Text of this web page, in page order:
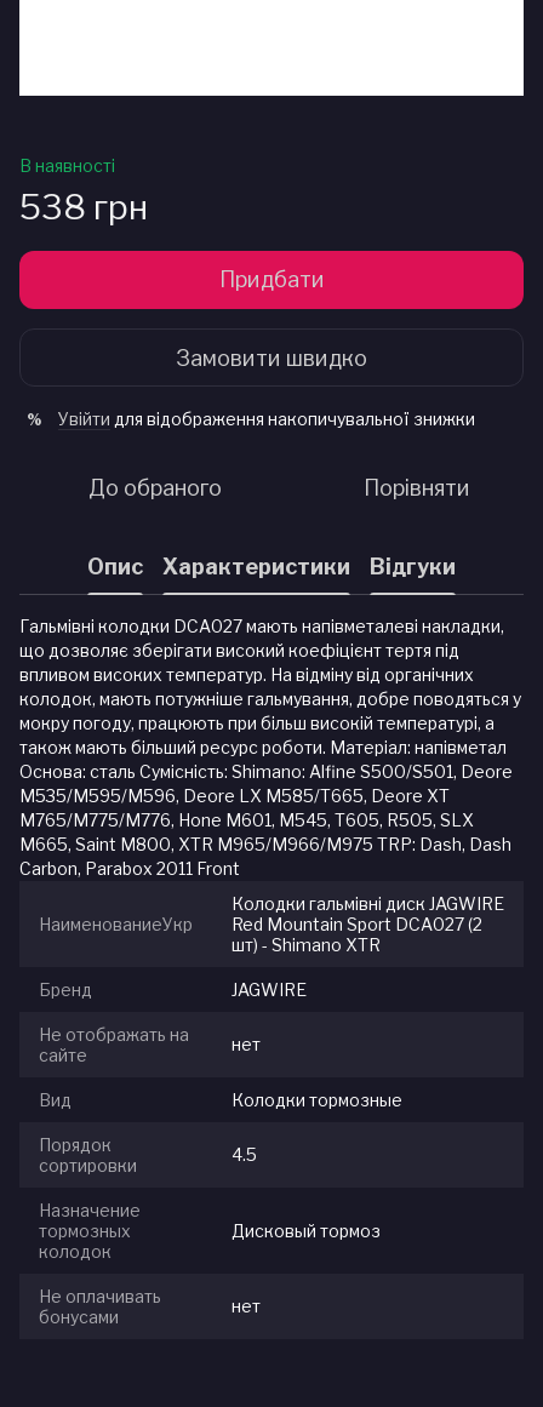
В наявності
538 грн
Придбати
Замовити швидко
% Увійти для відображення накопичувальної знижки
До обраного Порівняти
Опис Характеристики Відгуки
Гальмівні колодки DCA027 мають напівметалеві накладки,
що дозволяє зберігати високий коефіцієнт тертя під
впливом високих температур. На відміну від органічних
колодок, мають потужніше гальмування, добре поводяться у
мокру погоду, працюють при більш високій температурі, а
також мають більший ресурс роботи. Матеріал: напівметал
Основа: сталь Сумісність: Shimano: Alfine S500/S501, Deore
M535/M595/M596, Deore LX M585/T665, Deore XT
M765/M775/M776, Hone M601, M545, T605, R505, SLX
M665, Saint M800, XTR M965/M966/M975 TRP: Dash, Dash
Carbon, Parabox 2011 Front
НаименованиеУкр
Колодки гальмівні диск JAGWIRE
Red Mountain Sport DCA027 (2
шт) - Shimano XTR
Бренд JAGWIRE
Не отображать на
сайте
нет
Вид Колодки тормозные
Порядок
сортировки
4.5
Назначение
тормозных
колодок
Дисковый тормоз
Не оплачивать
бонусами
нет